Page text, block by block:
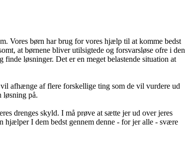
Vores børn har brug for vores hjælp til at komme bedst
at børnene bliver utilsigtede og forsvarsløse ofre i den
løsninger. Det er en meget belastende situation at
afhænge af flere forskellige ting som de vil vurdere ud
løsning på.
drenges skyld. I må prøve at sætte jer ud over jeres
hjælper I dem bedst gennem denne - for jer alle - svære